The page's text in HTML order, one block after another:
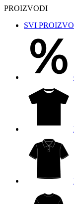
PROIZVODI
SVI